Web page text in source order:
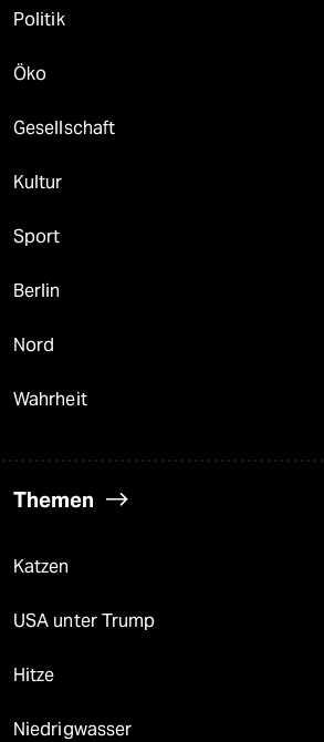
Politik
Öko
Gesellschaft
Kultur
Sport
Berlin
Nord
Wahrheit
Themen
Katzen
USA unter Trump
Hitze
Niedrigwasser